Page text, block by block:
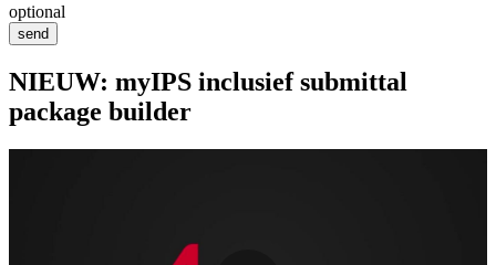
optional
send
NIEUW: myIPS inclusief submittal
package builder